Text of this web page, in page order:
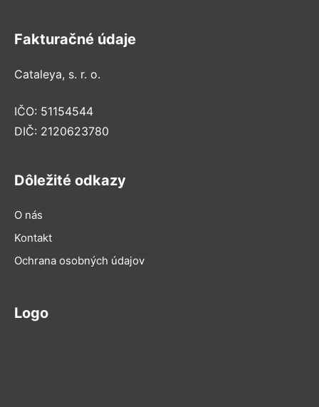
Fakturačné údaje
Cataleya, s. r. o.
IČO: 51154544
DIČ: 2120623780
Dôležité odkazy
O nás
Kontakt
Ochrana osobných údajov
Logo